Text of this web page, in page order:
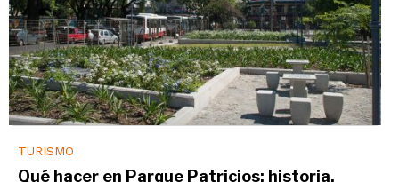
TURISMO
Qué hacer en Parque Patricios: historia,